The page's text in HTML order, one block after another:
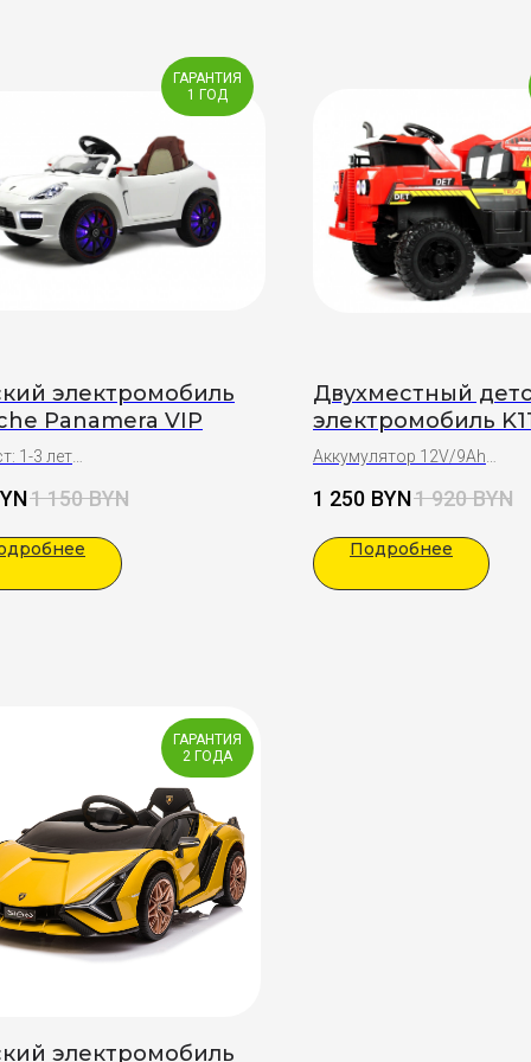
ГАРАНТИЯ
1 ГОД
электромобиль
Panamera VIP
1-3 лет
сборка
1 150 BYN
Двухместный
электромобиль
(красный)
Аккумулятор 12V/9Ah
Двухместный
Подарки:
Полная сборка
1 250 BYN1 920 BYN
Подробнее
ГАРАНТИЯ
2 ГОДА
электромобиль